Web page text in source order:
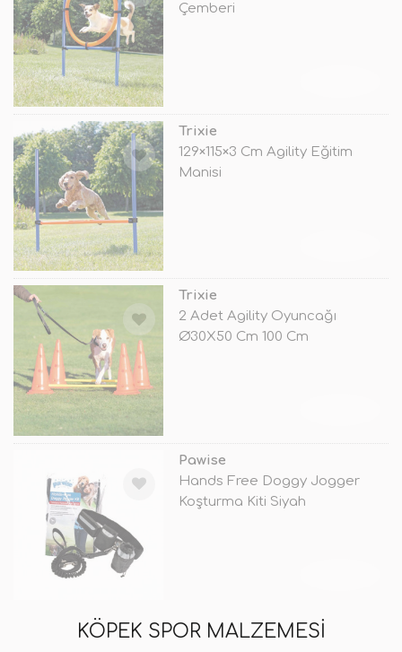
Çemberi
Trixie
129×115×3 Cm Agility Eğitim
Manisi
Trixie
2 Adet Agility Oyuncağı
Ø30X50 Cm 100 Cm
Pawise
Hands Free Doggy Jogger
Koşturma Kiti Siyah
KÖPEK SPOR MALZEMESI